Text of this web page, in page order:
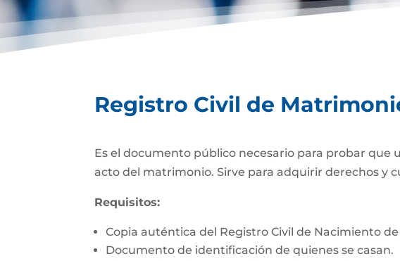
Registro Civil de
Es el documento público necesario para probar que
acto del matrimonio. Sirve para adquirir derechos y
Requisitos:
Copia auténtica del Registro Civil de Nacimiento
Documento de identificación de quienes se casan.